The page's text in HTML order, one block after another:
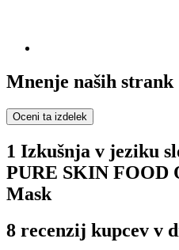
Mnenje naših strank
Oceni ta izdelek
1 Izkušnja v jeziku
PURE SKIN FOOD
Mask
8 recenzij kupcev v